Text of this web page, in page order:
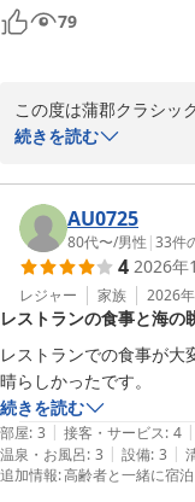
2025-08-16
79
この度は蒲郡クラシッ
ございます。
大満足とのお言葉を賜
た。
お部屋から見える竹島
クテル、そしてアメニ
って何よりの喜びでご
今後もご滞在がより快
向上に努めてまいりま
またのお越しを心より
2025-08-16
続きを読む
AU0725
80代〜/男性 |33件
4 2026年
レジャー 家族 2026
レストランの食事と海の
レストランでの食事が大
晴らしかったです。
続きを読む
部屋: 3 | 接客・サービス: 4 |
温泉・お風呂: 3 | 設備: 3 |
追加情報:高齢者と一緒に宿泊